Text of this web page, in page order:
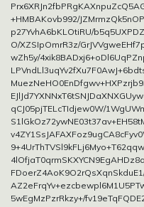
+HMBAKovb992/
p27YvhA6bKLOtiRU/
O/XZSIpOmrR3z/
wZh5y/
qCJ05pjTELcTIdjew0W/
5wEgMzPzrRkzy+/